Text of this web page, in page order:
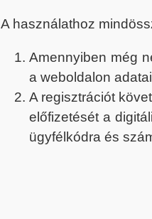
A használathoz
Amennyiben még
a weboldalon
A regisztrációt
előfizetését a
ügyfélkódra és